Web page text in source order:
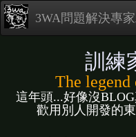
3WA問題解決專
訓練
The
這年頭...好像沒
歡用別人開發的